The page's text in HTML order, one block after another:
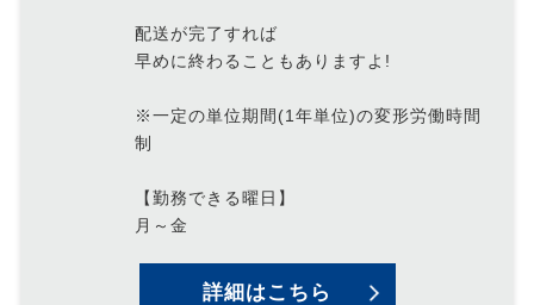
配送が完了すれば
早めに終わることもありますよ!
※一定の単位期間(1年単位)の変形労働時間
制
【勤務できる曜日】
月～金
詳細はこちら